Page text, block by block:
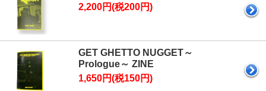
2,200円(税200円)
GET GHETTO NUGGET～
Prologue～ ZINE
1,650円(税150円)